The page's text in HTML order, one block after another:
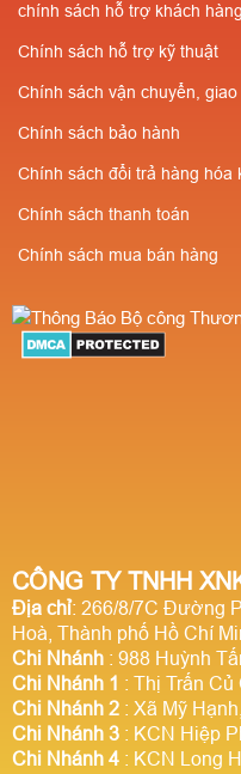
CÔNG TY TNHH
Địa chỉ: 266/8/7C Đường
Hoà, Thành phố Hồ Chí
Chi Nhánh : 988 Huỳnh
Chi Nhánh 1 : Thị Trấn Củ
Chi Nhánh 2 : Xã Mỹ
Chi Nhánh 3 : KCN Hiệp
Chi Nhánh 4 : KCN Long
chính sách hỗ trợ khách hàng
Chính sách hỗ trợ kỹ thuật
Chính sách vận chuyển, giao
Chính sách bảo hành
Chính sách đổi trả hàng hóa
Chính sách thanh toán
Chính sách mua bán hàng